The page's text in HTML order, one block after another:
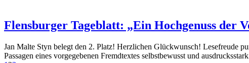
Flensburger Tageblatt: „Ein Hochgenuss der
Jan Malte Styn belegt den 2. Platz! Herzlichen Glückwunsch! Lesefreude
Passagen eines vorgegebenen Fremdtextes selbstbewusst und